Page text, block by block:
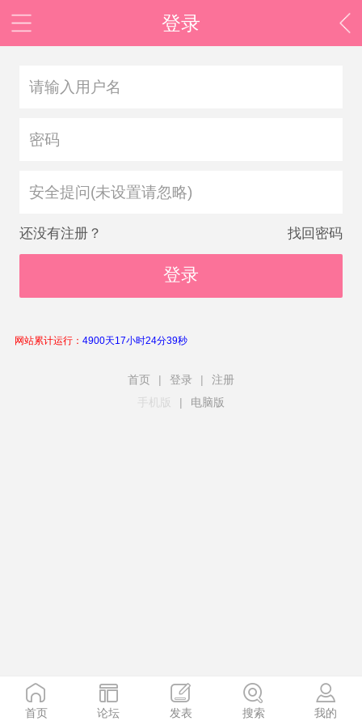
登录
安全提问(未设置请忽略)
还没有注册？ 找回密码
登录
网站累计运行： 4900天17小时24分39秒
首页 | 登录 |
注册
手机版
| 电脑版
首页 论坛 发表 搜索 我的